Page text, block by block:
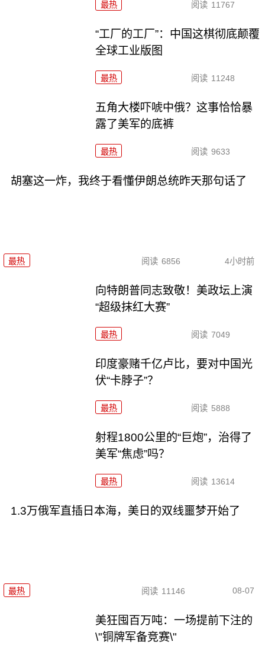
最热 阅读 11767
“工厂的工厂”：中国这棋彻底颠覆
全球工业版图
最热 阅读 11248
五角大楼吓唬中俄？这事恰恰暴
露了美军的底裤
最热 阅读 9633
胡塞这一炸，我终于看懂伊朗总统昨天那句话了
最热 阅读 6856 4小时前
向特朗普同志致敬！美政坛上演
“超级抹红大赛”
最热 阅读 7049
印度豪赌千亿卢比，要对中国光
伏“卡脖子”？
最热 阅读 5888
射程1800公里的“巨炮”，治得了
美军“焦虑”吗？
最热 阅读 13614
1.3万俄军直插日本海，美日的双线噩梦开始了
最热 阅读 11146 08-07
美狂囤百万吨：一场提前下注的
\"铜牌军备竞赛\"